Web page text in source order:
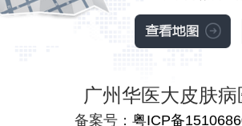
广州华医大皮肤
备案号： 粤ICP备